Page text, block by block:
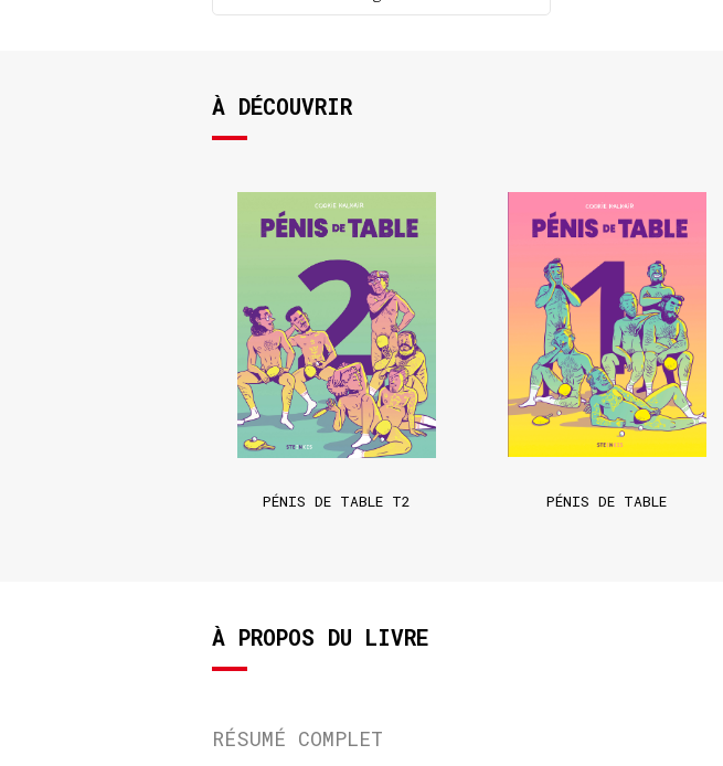
À DÉCOUVRIR
PÉNIS DE TABLE T2 PÉNIS DE TABLE
À PROPOS DU LIVRE
RÉSUMÉ COMPLET